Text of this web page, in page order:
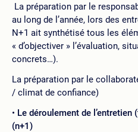
La préparation par le
au long de l’année, lors des
N+1 ait synthétisé tous les
« d’objectiver » l’évaluation,
concrets…).
La préparation par le
/ climat de confiance)
Le déroulement de
(n+1)